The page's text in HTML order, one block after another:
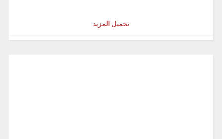
تحميل المزيد